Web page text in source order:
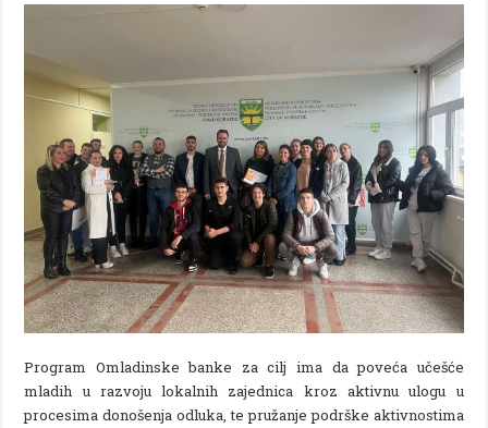
Program Omladinske banke za cilj ima da poveća učešće
mladih u razvoju lokalnih zajednica kroz aktivnu ulogu u
procesima donošenja odluka, te pružanje podrške aktivnostima